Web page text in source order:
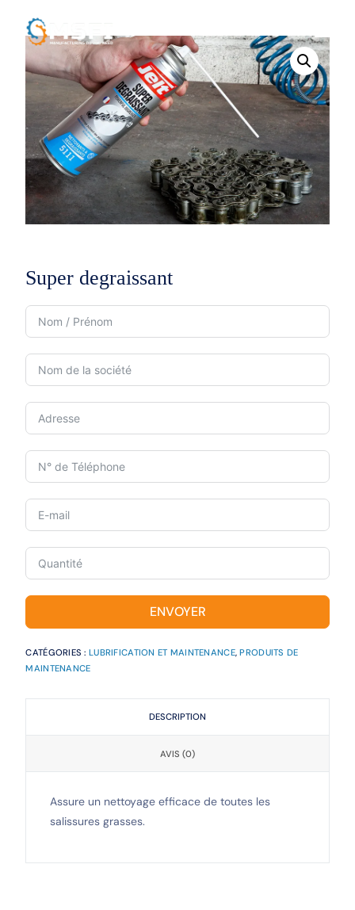
Super degraissant
ENVOYER
CATÉGORIES :LUBRIFICATION ET MAINTENANCE,PRODUITS DE
MAINTENANCE
DESCRIPTION
AVIS (0)
Assure un nettoyage efficace de toutes les
salissures grasses.